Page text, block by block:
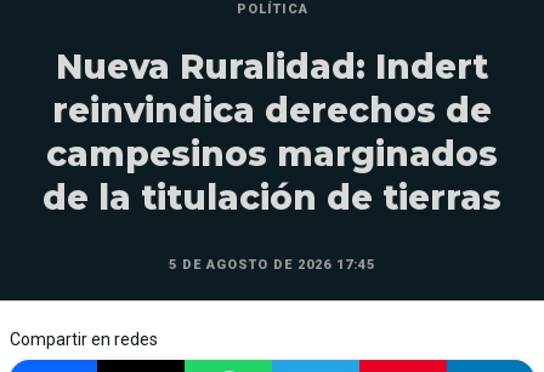
POLÍTICA
Nueva Ruralidad: Indert
reinvindica derechos de
campesinos marginados
de la titulación de tierras
5 DE AGOSTO DE 2026 17:45
Compartir en redes